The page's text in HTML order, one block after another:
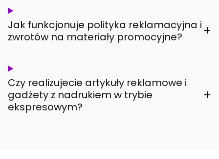
Jak funkcjonuje polityka reklamacyjna i
zwrotów na materiały promocyjne?
+
Czy realizujecie artykuły reklamowe i
gadżety z nadrukiem w trybie
ekspresowym?
+